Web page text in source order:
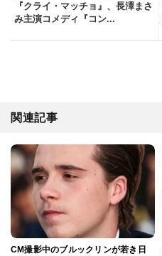
『クライ・マッチョ』、長澤まさ
み主演コメディ『コン...
関連記事
CM撮影中のブルックリンが若き日